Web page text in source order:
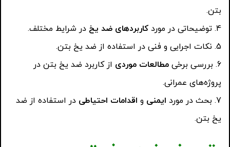
بتن.
توضیحاتی در مورد کاربردهای ضد یخ در شرایط مختلف.
نکات اجرایی و فنی در استفاده از ضد یخ بتن.
بررسی برخی مطالعات موردی از کاربرد ضد یخ بتن در
پروژه‌های عمرانی.
بحث در مورد ایمنی و اقدامات احتیاطی در استفاده از ضد
یخ بتن.